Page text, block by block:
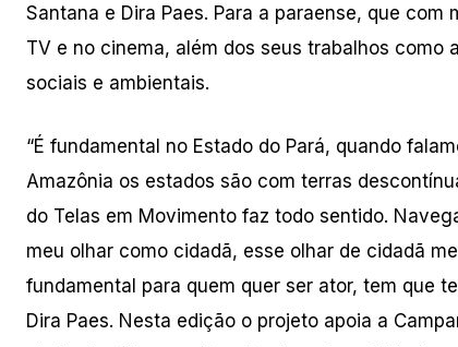
Santana e Dira Paes. Para a paraense, que
TV e no cinema, além dos seus trabalhos
sociais e ambientais.
“É fundamental no Estado do Pará, quando
Amazônia os estados são com terras
do Telas em Movimento faz todo sentido.
meu olhar como cidadã, esse olhar de cidadã
fundamental para quem quer ser ator, tem que
Dira Paes. Nesta edição o projeto apoia a